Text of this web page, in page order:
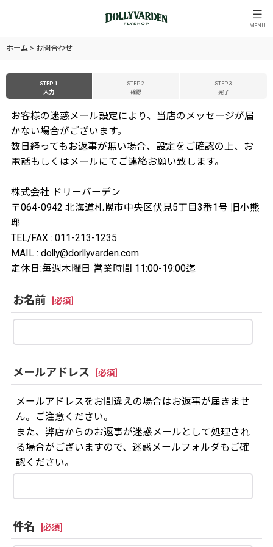
MENU
ホーム > お問合わせ
STEP 1
入力
STEP 2
確認
STEP 3
完了
お客様の迷惑メール設定により、当店のメッセージが届
かない場合がございます。
数日経ってもお返事が無い場合、設定をご確認の上、お
電話もしくはメールにてご連絡お願い致します。
株式会社 ドリーバーデン
〒064-0942 北海道札幌市中央区伏見5丁目3番1号 旧小熊
邸
TEL/FAX : 011-213-1235
MAIL : dolly@dorllyvarden.com
定休日:毎週木曜日 営業時間 11:00-19:00迄
お名前 必須
メールアドレス 必須
メールアドレスをお間違えの場合はお返事が届きませ
ん。ご注意ください。
また、弊店からのお返事が迷惑メールとして処理され
る場合がございますので、迷惑メールフォルダもご確
認ください。
件名 必須